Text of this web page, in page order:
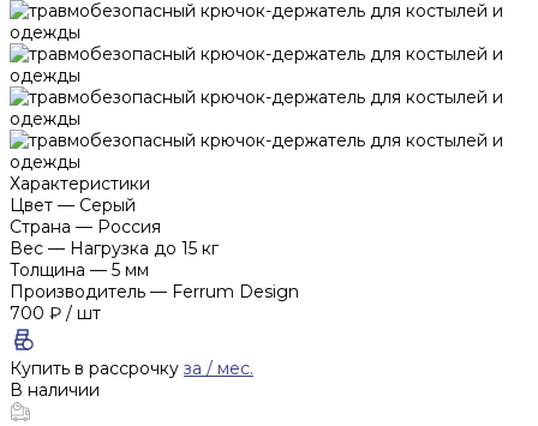
Характеристики
Цвет — Серый
Страна — Россия
Вес — Нагрузка до 15 кг
Толщина — 5 мм
Производитель — Ferrum Design
700 ₽ / шт
Купить в рассрочку за / мес.
В наличии